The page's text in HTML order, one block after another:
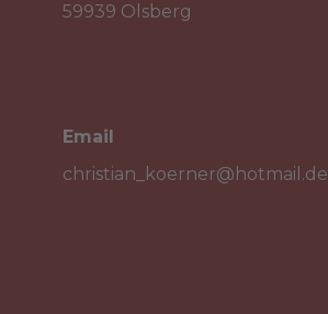
59939 Olsberg
Email
christian_koerner@hotmail.de